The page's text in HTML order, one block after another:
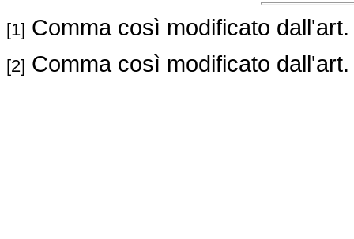
[1] Comma così modificato
[2] Comma così modificato